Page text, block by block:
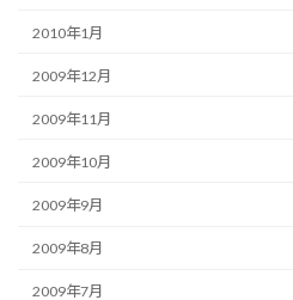
2010年1月
2009年12月
2009年11月
2009年10月
2009年9月
2009年8月
2009年7月